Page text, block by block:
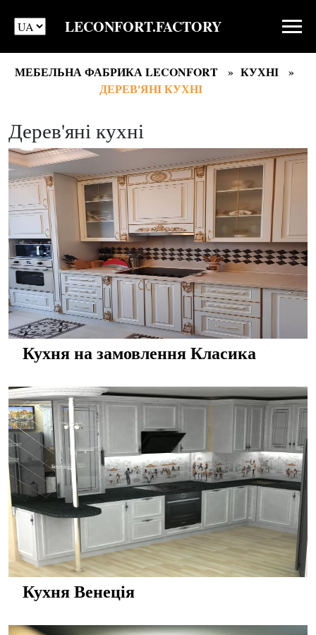
LECONFORT.FACTORY
МЕБЕЛЬНА ФАБРИКА LECONFORT
КУХНІ
ДЕРЕВ'ЯНІ КУХНІ
Дерев'яні кухні
Кухня на замовлення Класика
Кухня Венеція